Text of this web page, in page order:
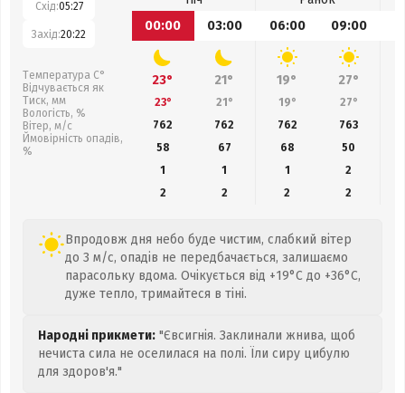
Схід:05:27
Захід:20:22
Температура С°
Відчувається як
Тиск, мм
Вологість, %
Вітер, м/с
Ймовірність опадів,
%
00:00
03:00 06:00 09:00
23° 21° 19° 27°
23° 21° 19° 27°
762
762 762 763
58
67 68 50
1
1 1
2
2
2 2 2
Впродовж дня небо буде чистим, слабкий вітер
до 3 м/с, опадів не передбачається, залишаємо
парасольку вдома. Очікується від +19°C до +36°C,
дуже тепло, тримайтеся в тіні.
Народні прикмети: "Євсигнія. Заклинали жнива, щоб
нечиста сила не оселилася на полі. Їли сиру цибулю
для здоров'я."